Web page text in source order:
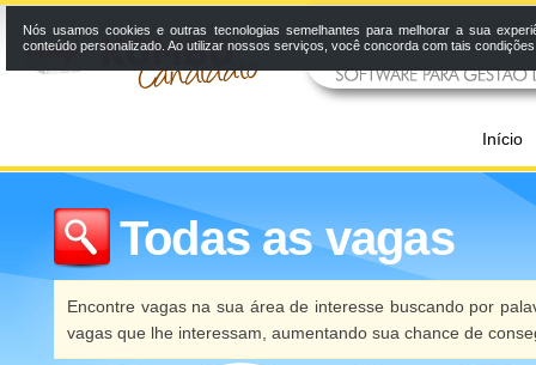
Início
Todas as vagas
Encontre vagas na sua área de interesse buscando por
vagas que lhe interessam, aumentando sua chance de
Nós usamos cookies e outras tecnologias semelhantes para melhorar a sua
conteúdo personalizado. Ao utilizar nossos serviços, você concorda com tais